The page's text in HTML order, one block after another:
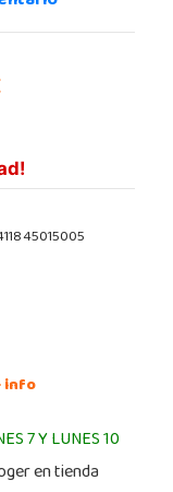
info
7 Y LUNES 10
en tienda